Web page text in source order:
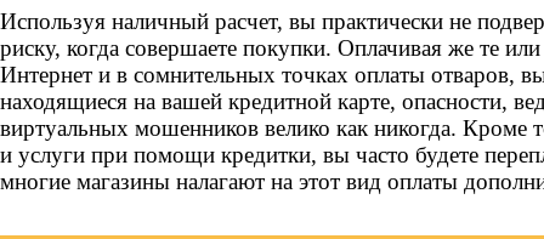
Используя наличный расчет, вы практически не
риску, когда совершаете покупки. Оплачивая же те
Интернет и в сомнительных точках оплаты отваров, вы
находящиеся на вашей кредитной карте, опасности,
виртуальных мошенников велико как никогда. Кроме
и услуги при помощи кредитки, вы часто будете
многие магазины налагают на этот вид оплаты